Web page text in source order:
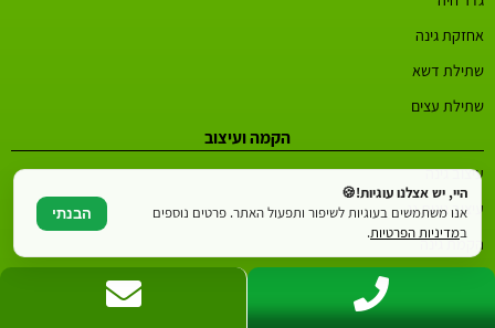
אחזקת גינה
שתילת דשא
שתילת עצים
הקמה ועיצוב
עיצוב גינה
עיצוב גינות גג
הקמת גינה
שיפוץ גינה
היי, יש אצלנו עוגיות!🍪
אנו משתמשים בעוגיות לשיפור ותפעול האתר. פרטים נוספים
במדיניות הפרטיות.
הבנתי